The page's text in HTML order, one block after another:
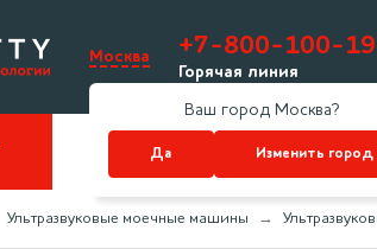
Москва
Ваш город Москва?
Да Изменить город
+7-800-100-
Горячая линия
Ультразвуковые моечные машины